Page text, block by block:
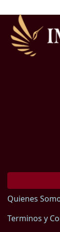
Quienes
Terminos y